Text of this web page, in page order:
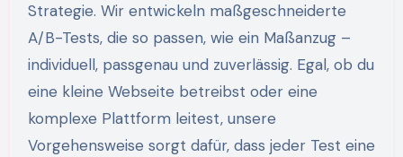
Strategie. Wir entwickeln maßgeschneiderte
A/B-Tests, die so passen, wie ein Maßanzug –
individuell, passgenau und zuverlässig. Egal, ob du
eine kleine Webseite betreibst oder eine
komplexe Plattform leitest, unsere
Vorgehensweise sorgt dafür, dass jeder Test eine